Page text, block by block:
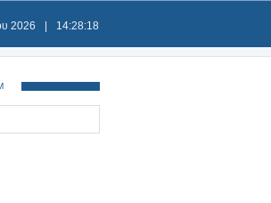
2026 14:28:19